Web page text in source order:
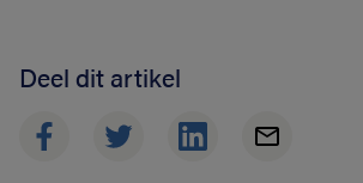
Deel dit artikel